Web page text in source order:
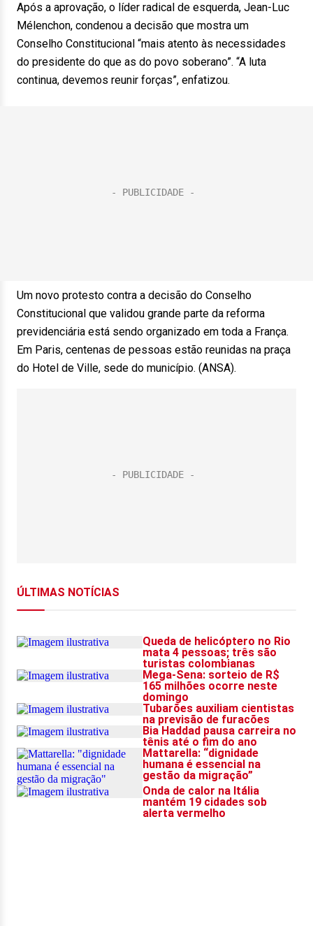
Após a aprovação, o líder radical de esquerda, Jean-Luc
Mélenchon, condenou a decisão que mostra um
Conselho Constitucional “mais atento às necessidades
do presidente do que as do povo soberano”. “A luta
continua, devemos reunir forças”, enfatizou.
Um novo protesto contra a decisão do Conselho
Constitucional que validou grande parte da reforma
previdenciária está sendo organizado em toda a França.
Em Paris, centenas de pessoas estão reunidas na praça
do Hotel de Ville, sede do município. (ANSA).